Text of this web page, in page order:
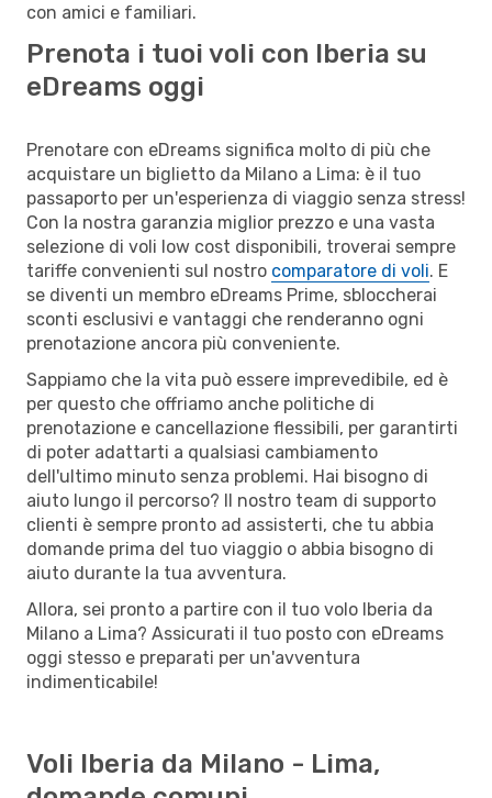
con amici e familiari.
Prenota i tuoi voli con Iberia su
eDreams oggi
Prenotare con eDreams significa molto di più che
acquistare un biglietto da Milano a Lima: è il tuo
passaporto per un'esperienza di viaggio senza stress!
Con la nostra garanzia miglior prezzo e una vasta
selezione di voli low cost disponibili, troverai sempre
tariffe convenienti sul nostro comparatore di voli. E
se diventi un membro eDreams Prime, sbloccherai
sconti esclusivi e vantaggi che renderanno ogni
prenotazione ancora più conveniente.
Sappiamo che la vita può essere imprevedibile, ed è
per questo che offriamo anche politiche di
prenotazione e cancellazione flessibili, per garantirti
di poter adattarti a qualsiasi cambiamento
dell'ultimo minuto senza problemi. Hai bisogno di
aiuto lungo il percorso? Il nostro team di supporto
clienti è sempre pronto ad assisterti, che tu abbia
domande prima del tuo viaggio o abbia bisogno di
aiuto durante la tua avventura.
Allora, sei pronto a partire con il tuo volo Iberia da
Milano a Lima? Assicurati il tuo posto con eDreams
oggi stesso e preparati per un'avventura
indimenticabile!
Voli Iberia da Milano - Lima,